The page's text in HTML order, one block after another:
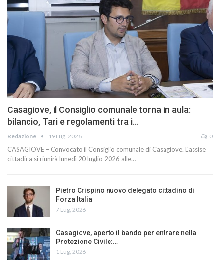
Casagiove, il Consiglio comunale torna in aula:
bilancio, Tari e regolamenti tra i…
Redazione 19 Lug, 2026 0
CASAGIOVE – Convocato il Consiglio comunale di Casagiove. L'assise
cittadina si riunirà lunedì 20 luglio 2026 alle…
Pietro Crispino nuovo delegato cittadino di
Forza Italia
7 Lug, 2026
Casagiove, aperto il bando per entrare nella
Protezione Civile:…
1 Lug, 2026